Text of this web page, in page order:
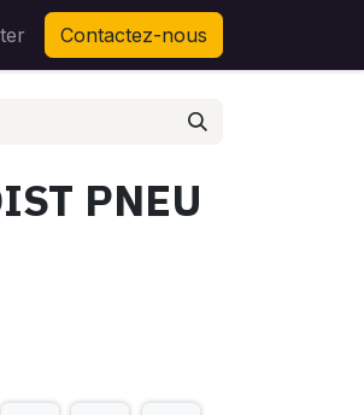
Contactez-nous
PNEU